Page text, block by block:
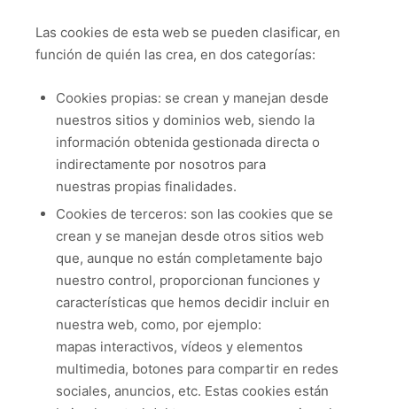
Las cookies de esta web se pueden clasificar, en
función de quién las crea, en dos categorías:
Cookies propias: se crean y manejan desde
nuestros sitios y dominios web, siendo la
información obtenida gestionada directa o
indirectamente por nosotros para
nuestras propias finalidades.
Cookies de terceros: son las cookies que se
crean y se manejan desde otros sitios web
que, aunque no están completamente bajo
nuestro control, proporcionan funciones y
características que hemos decidir incluir en
nuestra web, como, por ejemplo:
mapas interactivos, vídeos y elementos
multimedia, botones para compartir en redes
sociales, anuncios, etc. Estas cookies están